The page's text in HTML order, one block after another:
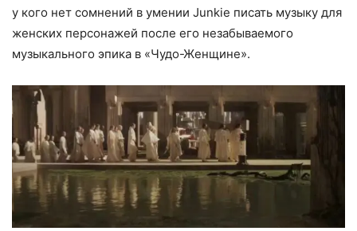
у кого нет сомнений в умении Junkie писать музыку для
женских персонажей после его незабываемого
музыкального эпика в «Чудо-Женщине».